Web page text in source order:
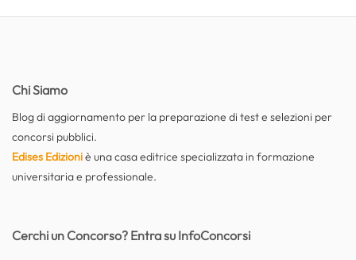
Chi Siamo
Blog di aggiornamento per la preparazione di test e selezioni per
concorsi pubblici.
Edises Edizioniè una casa editrice specializzata in formazione
universitaria e professionale.
Cerchi un Concorso? Entra su InfoConcorsi